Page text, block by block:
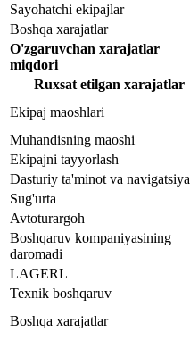
Sayohatchi ekipajlar
Boshqa xarajatlar
O'zgaruvchan xarajatlar
miqdori
Ruxsat etilgan xarajatlar
Ekipaj maoshlari
Muhandisning maoshi
Ekipajni tayyorlash
Dasturiy ta'minot va navigatsiya
Sug'urta
Avtoturargoh
Boshqaruv kompaniyasining
daromadi
LAGERL
Texnik boshqaruv
Boshqa xarajatlar